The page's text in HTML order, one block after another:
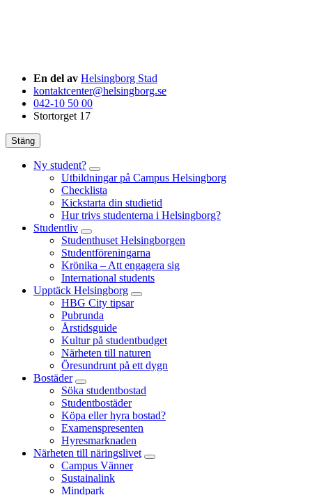
En del av Helsingborg Stad
kontaktcenter@helsingborg.se
042-10 50 00
Stortorget 17
Stäng
Ny student?
Utbildningar på Campus Helsingborg
Checklista
Kickstarta din studietid
Hur trivs studenterna i Helsingborg?
Studentliv
Studenthuset Helsingborgen
Studentföreningarna
Krönika – Att engagera sig
International students
Upptäck Helsingborg
HBG City tipsar
Pubrunda
Årstidsguide
Kultur på studentbudget
Närheten till naturen
Öresundrunt på ett dygn
Bostäder
Söka studentbostad
Studentbostäder
Köpa eller hyra bostad?
Examenspresenten
Hyresmarknaden
Närheten till näringslivet
Campus Vänner
Sustainalink
Mindpark